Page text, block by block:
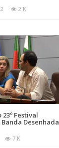
2 K
Festival
Desenhada
7 K